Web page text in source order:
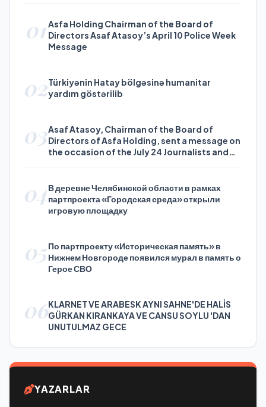
01Asfa Holding Chairman of the Board of
Directors Asaf Atasoy’s April 10 Police Week
Message
02Türkiyənin Hatay bölgəsinə humanitar
yardım göstərilib
03Asaf Atasoy, Chairman of the Board of
Directors of Asfa Holding, sent a message on
the occasion of the July 24 Journalists and
04В деревне Челябинской области в рамках
партпроекта «Городская среда» открыли
игровую площадку
05По партпроекту «Историческая память» в
Нижнем Новгороде появился мурал в память о
Герое СВО
06KLARNET VE ARABESK AYNI SAHNE'DE HALİS
GÜRKAN KIRANKAYA VE CANSU SOYLU 'DAN
UNUTULMAZ GECE
YAZARLAR